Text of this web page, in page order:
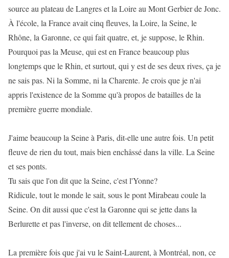
source au plateau de Langres et la Loire au Mont Gerbier de Jonc.
À l'école, la France avait cinq fleuves, la Loire, la Seine, le
Rhône, la Garonne, ce qui fait quatre, et, je suppose, le Rhin.
Pourquoi pas la Meuse, qui est en France beaucoup plus
longtemps que le Rhin, et surtout, qui y est de ses deux rives, ça je
ne sais pas. Ni la Somme, ni la Charente. Je crois que je n'ai
appris l'existence de la Somme qu'à propos de batailles de la
première guerre mondiale.
J'aime beaucoup la Seine à Paris, dit-elle une autre fois. Un petit
fleuve de rien du tout, mais bien enchâssé dans la ville. La Seine
et ses ponts.
Tu sais que l'on dit que la Seine, c'est l'Yonne?
Ridicule, tout le monde le sait, sous le pont Mirabeau coule la
Seine. On dit aussi que c'est la Garonne qui se jette dans la
Berlurette et pas l'inverse, on dit tellement de choses...
La première fois que j'ai vu le Saint-Laurent, à Montréal, non, ce